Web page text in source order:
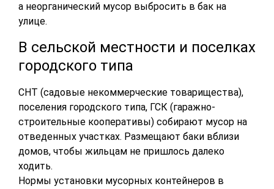
а неорганический мусор выбросить в бак на
улице.
В сельской местности и поселках
городского типа
СНТ (садовые некоммерческие товарищества),
поселения городского типа, ГСК (гаражно-
строительные кооперативы) собирают мусор на
отведенных участках. Размещают баки вблизи
домов, чтобы жильцам не пришлось далеко
ходить.
Нормы установки мусорных контейнеров в